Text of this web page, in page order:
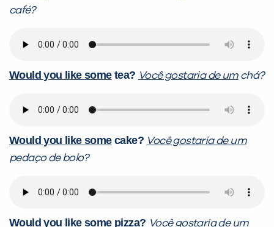
café?
Would you like sometea? Você gostaria de umchá?
Would you like somecake? Você gostaria de um
pedaço de bolo?
Would you like somepizza? Você gostaria de um